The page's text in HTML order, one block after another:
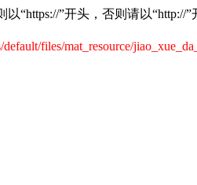
以“https://”开头，否则请以“http://
files/mat_resource/